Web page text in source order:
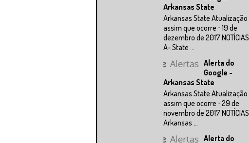
Arkansas State
Arkansas State Atualização
assim que ocorre ⋅ 19 de
dezembro de 2017 NOTÍCIAS
A- State ...
Alerta do
Google -
Arkansas State
Arkansas State Atualização
assim que ocorre ⋅ 29 de
novembro de 2017 NOTÍCIAS
Arkansas ...
Alerta do